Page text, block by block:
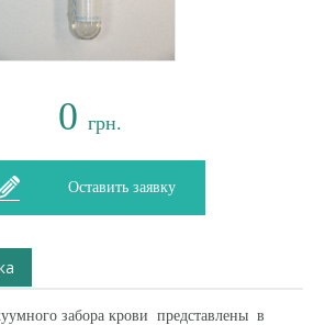
0 грн.
Оставить заявку
забора крови представлены в